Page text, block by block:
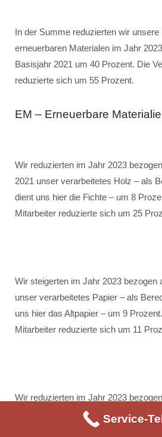
In der Summe reduzierten wir
erneuerbaren Materialen im Jahr
Basisjahr 2021 um 40 Prozent. Die
reduzierte sich um 55 Prozent.
EM – Erneuerbare
Wir reduzierten im Jahr 2023
2021 unser verarbeitetes Holz – als
dient uns hier die Fichte – um 8
Mitarbeiter reduzierte sich um 25
Wir steigerten im Jahr 2023 bezogen
unser verarbeitetes Papier – als
uns hier das Altpapier – um 9
Mitarbeiter reduzierte sich um 11
Wir reduzierten im Jahr 2023
2021 unsere verarbeitete
Prozent. Die Verbrauch je Mitarbeiter
Service-